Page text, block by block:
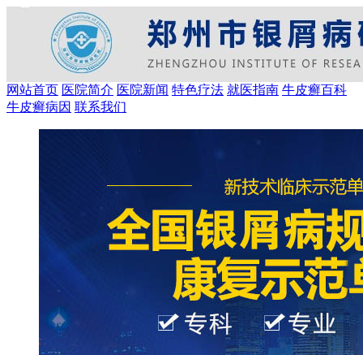
网站首页 医院简介 医院新闻 特色疗法 就医指南 牛皮癣百科
牛皮癣病因 联系我们